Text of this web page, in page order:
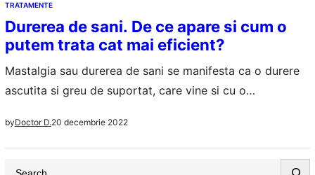
TRATAMENTE
Durerea de sani. De ce apare si cum o
putem trata cat mai eficient?
Mastalgia sau durerea de sani se manifesta ca o durere
ascutita si greu de suportat, care vine si cu o
acestor organe feminine. Durerea resimtita poate fi
constanta sau poate sa apara cand si cand. Chiar si
barbatii pot avea simptome asociate mastalgiei, durerile
byDoctor D.20 decembrie 2022